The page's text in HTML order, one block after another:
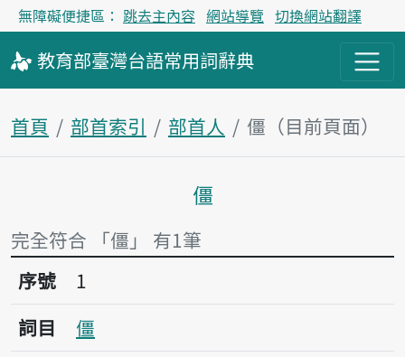
無障礙便捷區： 跳去主內容 網站導覽 切換網站翻譯
教育部臺灣台語常用詞辭典
首頁 部首索引 部首人 僵（目前頁面）
主內容區塊
僵
完全符合 「僵」 有1筆
序號1僵
序號
1
詞目
僵